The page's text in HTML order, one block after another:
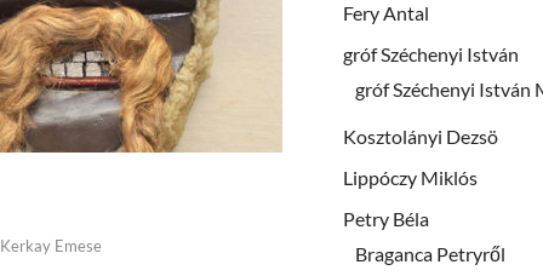
Kerkay Emese
Fery Antal
gróf Széchenyi István
gróf Széchenyi István
Kosztolányi Dezsö
Lippóczy Miklós
Petry Béla
Braganca Petryről